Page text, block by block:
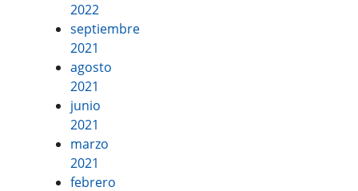
2022
septiembre
2021
agosto
2021
junio
2021
marzo
2021
febrero